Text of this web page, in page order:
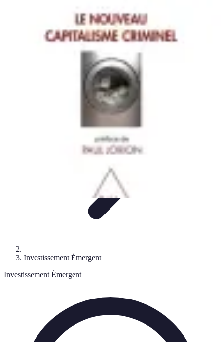
Stratégies d'InvestissementÉvaluation des
Revenus PassifsÉpargne
Opportunités Financières
Investissement Émergent
Investissement Émergent